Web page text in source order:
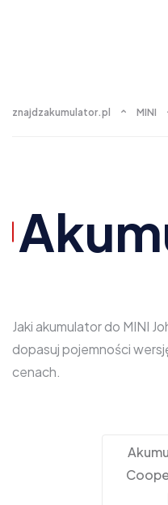
znajdzakumulator.pl MINI
Jaki akumulator do MINI
dopasuj pojemności
cenach.